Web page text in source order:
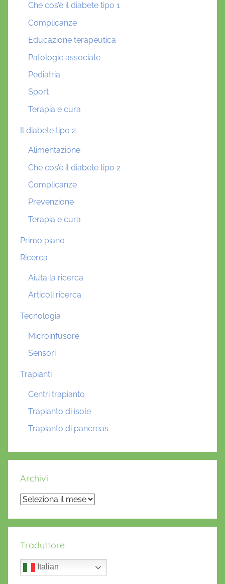
Che cos’è il diabete tipo 1
Complicanze
Educazione terapeutica
Patologie associate
Pediatria
Sport
Terapia e cura
Il diabete tipo 2
Alimentazione
Che cos’è il diabete tipo 2
Complicanze
Prevenzione
Terapia e cura
Primo piano
Ricerca
Aiuta la ricerca
Articoli ricerca
Tecnologia
Microinfusore
Sensori
Trapianti
Centri trapianto
Trapianto di isole
Trapianto di pancreas
Archivi
Archivi
Traduttore
Italian